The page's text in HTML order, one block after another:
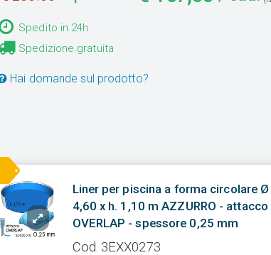
Spedito in 24h
Spedizione gratuita
Hai domande sul prodotto?
Liner per piscina a forma circolare Ø
4,60 x h. 1,10 m AZZURRO - attacco
OVERLAP - spessore 0,25 mm
Cod. 3EXX0273